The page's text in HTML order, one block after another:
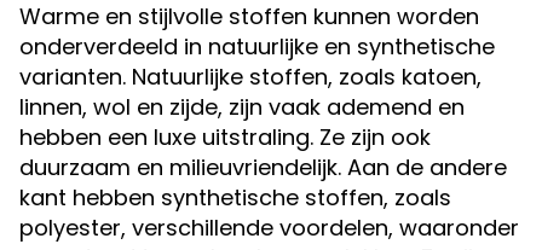
Warme en stijlvolle stoffen kunnen worden
onderverdeeld in natuurlijke en synthetische
varianten. Natuurlijke stoffen, zoals katoen,
linnen, wol en zijde, zijn vaak ademend en
hebben een luxe uitstraling. Ze zijn ook
duurzaam en milieuvriendelijk. Aan de andere
kant hebben synthetische stoffen, zoals
polyester, verschillende voordelen, waaronder